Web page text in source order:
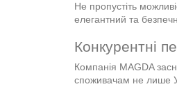
Не пропустіть
елегантний та
Конкурентні
Компанія MAGDA
споживачам не лише